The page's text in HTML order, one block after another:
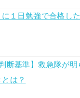
に１日勉強で合格し
断基準】救急隊が
は？